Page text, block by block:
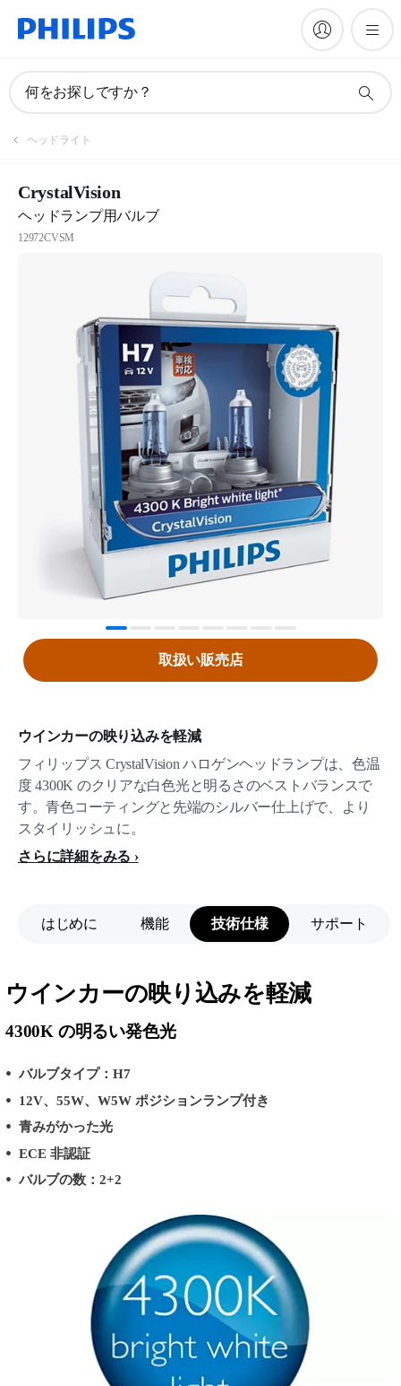
何をお探しですか？
ヘッドライト
CrystalVision
ヘッドランプ用バルブ
12972CVSM
ウインカーの映り込みを軽減
フィリップス CrystalVision ハロゲンヘッドランプは、色温
度 4300K のクリアな白色光と明るさのベストバランスで
す。青色コーティングと先端のシルバー仕上げで、より
スタイリッシュに。
さらに詳細をみる
取扱い販売店
はじめに 機能 技術仕様 サポート
ウインカーの映り込みを軽減
4300K の明るい発色光
バルブタイプ：H7
12V、55W、W5W ポジションランプ付き
青みがかった光
ECE 非認証
バルブの数：2+2